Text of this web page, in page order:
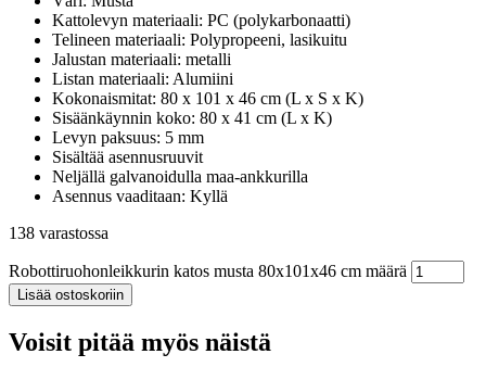
Kattolevyn materiaali: PC (polykarbonaatti)
Telineen materiaali: Polypropeeni, lasikuitu
Jalustan materiaali: metalli
Listan materiaali: Alumiini
Kokonaismitat: 80 x 101 x 46 cm (L x S x K)
Sisäänkäynnin koko: 80 x 41 cm (L x K)
Levyn paksuus: 5 mm
Sisältää asennusruuvit
Neljällä galvanoidulla maa-ankkurilla
Asennus vaaditaan: Kyllä
138 varastossa
Robottiruohonleikkurin katos musta 80x101x46 cm määrä
Lisää ostoskoriin
Voisit pitää myös näistä